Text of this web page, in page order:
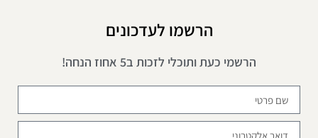
הרשמו לעדכונים
הרשמי כעת ותוכלי לזכות ב5 אחוז הנחה!